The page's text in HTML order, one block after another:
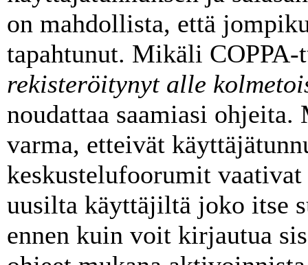
on mahdollista, että
tapahtunut. Mikäli
rekisteröitynyt alle
noudattaa saamiasi
varma, etteivät
keskustelufoorumit
uusilta käyttäjiltä joko itse
ennen kuin voit kirjautua